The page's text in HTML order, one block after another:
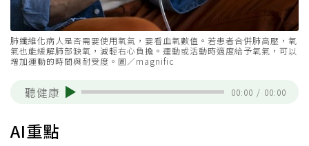
肺纖維化病人是否需要使用氧氣，要看血氧數值。若患者合併肺高壓，氧
氣也能緩解肺部缺氧，減輕右心負擔。運動或活動時適度給予氧氣，可以
增加運動的時間與耐受度。圖／magnific
聽健康 00:00 / 00:00
AI重點